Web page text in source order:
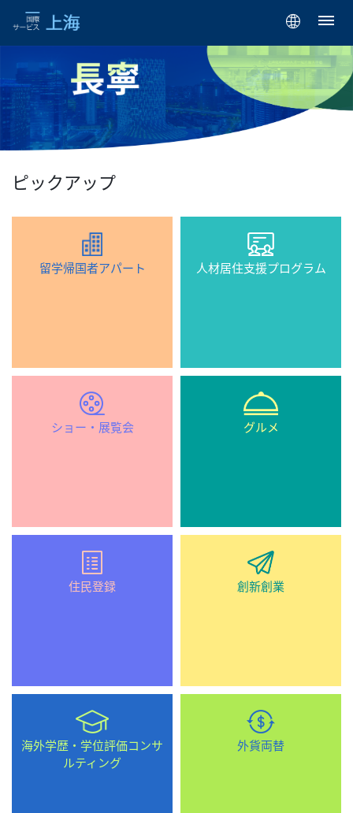
ピックアップ
留学帰国者アパート 人材居住支援プログラム
ショー・展覧会 グルメ
住民登録 創新創業
海外学歴・学位評価コンサ
ルティング
外貨両替